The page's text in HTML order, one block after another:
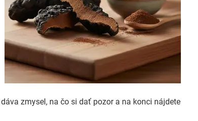
zmysel, na čo si dať pozor a na konci nájdete